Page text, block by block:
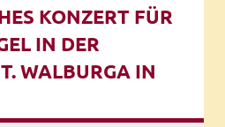
KONZERT FÜR
IN DER
WALBURGA IN